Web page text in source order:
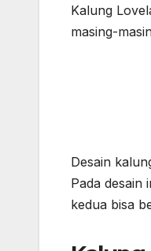
Kalung
masing-
Desain
Pada desain
kedua bisa